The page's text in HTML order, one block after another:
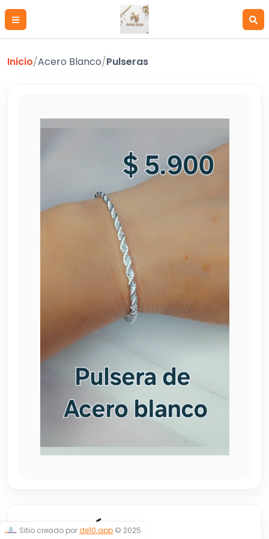
Inicio/Acero Blanco/Pulseras
TURBILLÓN
Sitio creado porde10.app © 2025